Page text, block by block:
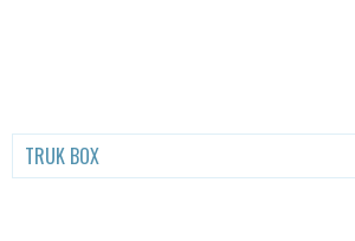
TRUK BOX